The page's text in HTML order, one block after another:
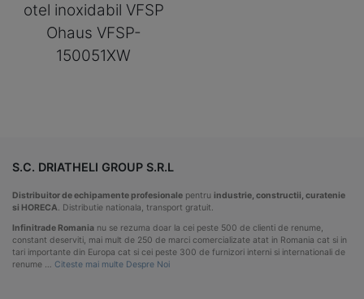
otel inoxidabil VFSP
Ohaus VFSP-
150051XW
S.C. DRIATHELI GROUP S.R.L
Distribuitor de echipamente profesionale pentru industrie, constructii, curatenie
si HORECA . Distributie nationala, transport gratuit.
Infinitrade Romania nu se rezuma doar la cei peste 500 de clienti de renume,
constant deserviti, mai mult de 250 de marci comercializate atat in Romania cat si in
tari importante din Europa cat si cei peste 300 de furnizori interni si internationali de
renume … Citeste mai multe Despre Noi